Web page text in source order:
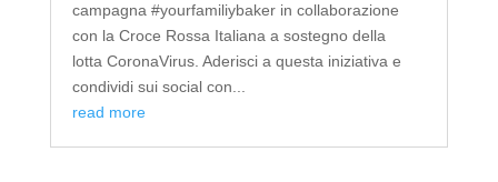
campagna #yourfamiliybaker in collaborazione
con la Croce Rossa Italiana a sostegno della
lotta CoronaVirus. Aderisci a questa iniziativa e
condividi sui social con...
read more